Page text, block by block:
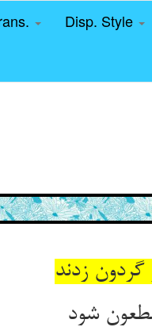
Disp. Style
زدند
شود